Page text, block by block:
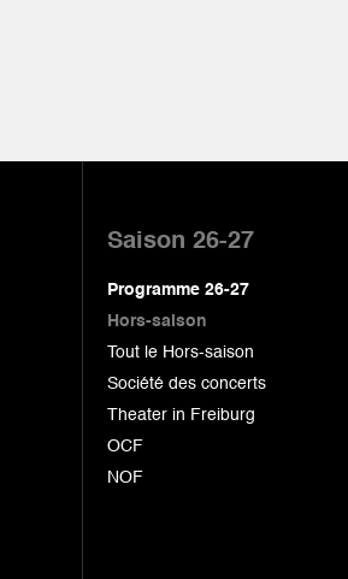
Saison 26-27
Programme 26-27
Hors-saison
Tout le Hors-saison
Société des concerts
Theater in Freiburg
OCF
NOF